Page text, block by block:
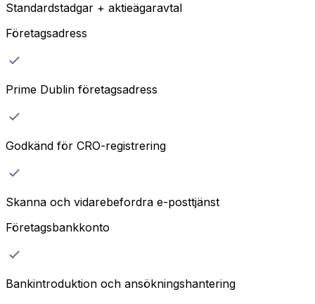
Standardstadgar + aktieägaravtal
Företagsadress
Prime Dublin företagsadress
Godkänd för CRO-registrering
Skanna och vidarebefordra e-posttjänst
Företagsbankkonto
Bankintroduktion och ansökningshantering